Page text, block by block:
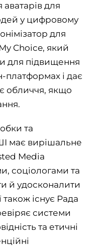
для
у ​​цифровому
для
Choice, який
для підвищення
платформах і дає
обличчя, якщо
та
має вирішальне
Media
соціологами та
й удосконалити
існує Рада
системи
та етичні